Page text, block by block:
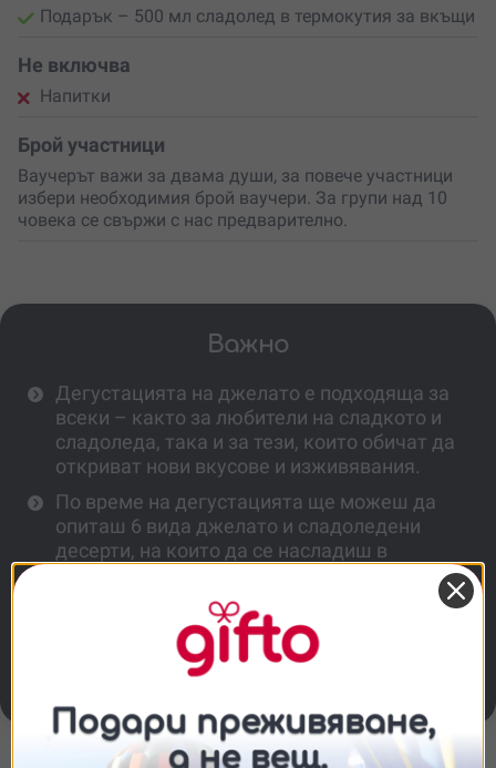
Подарък – 500 мл сладолед в термокутия за вкъщи
Не включва
Напитки
Брой участници
Ваучерът важи за двама души, за повече участници
избери необходимия брой ваучери. За групи над 10
човека се свържи с нас предварително.
Важно
Дегустацията на джелато е подходяща за
всеки – както за любители на сладкото и
сладоледа, така и за тези, които обичат да
откриват нови вкусове и изживявания.
По време на дегустацията ще можеш да
опиташ 6 вида джелато и сладоледени
десерти, на които да се насладиш в
Не е необходима никаква подготовка от
твоя страна. Организаторите са
подготвили всичко за приятното ти
прекарване и вкусната дегустация.
Съгласие Подробности Относно